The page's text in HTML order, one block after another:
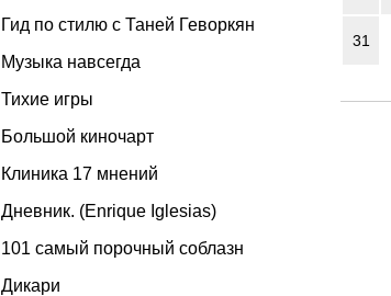
Гид по стилю с Таней Геворкян
Музыка навсегда
Тихие игры
Большой киночарт
Клиника 17 мнений
Дневник. (Enrique Iglesias)
101 самый порочный соблазн
Дикари
31